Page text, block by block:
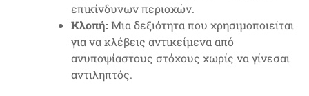
επικίνδυνων περιοχών.
Κλοπή: Μια δεξιότητα που χρησιμοποιείται
για να κλέβεις αντικείμενα από
ανυποψίαστους στόχους χωρίς να γίνεσαι
αντιληπτός.